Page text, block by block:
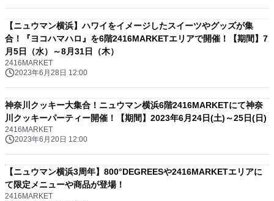
【ニュウマン横浜】ハワイをイメージしたスイーツやグッズが集
合！『ヨコハマハロ』を6階2416MARKETエリアで開催！【期間】7
月5日（水）～8月31日（木）
2416MARKET
2023年6月28日 12:00
神奈川クッキー大集合！ニュウマン横浜6階2416MARKETにて神奈
川クッキーパーティー開催！【期間】2023年6月24日(土)～25日(日)
2416MARKET
2023年6月20日 12:00
【ニュウマン横浜3周年】800°DEGREESや2416MARKETエリアに
て限定メニューや商品が登場！
2416MARKET